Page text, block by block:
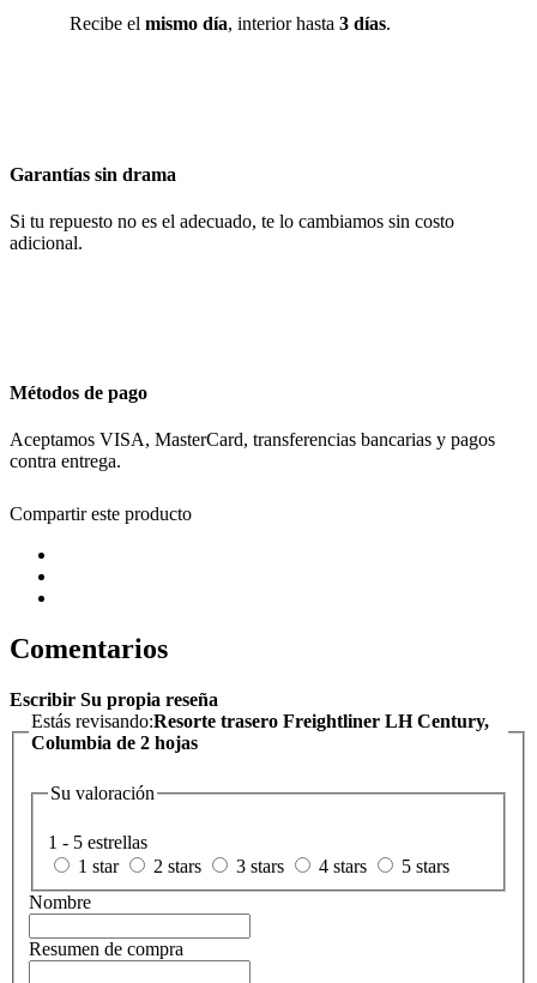
Recibe el mismo día, interior hasta 3 días.
Garantías sin drama
Si tu repuesto no es el adecuado, te lo cambiamos sin costo
adicional.
Métodos de pago
Aceptamos VISA, MasterCard, transferencias bancarias y pagos
contra entrega.
Compartir este producto
Comentarios
Escribir Su propia reseña
Estás revisando:Resorte trasero Freightliner LH Century,
Columbia de 2 hojas
Su valoración
1 - 5 estrellas
1 star
2 stars 3 stars 4 stars
5 stars
Nombre
Resumen de compra